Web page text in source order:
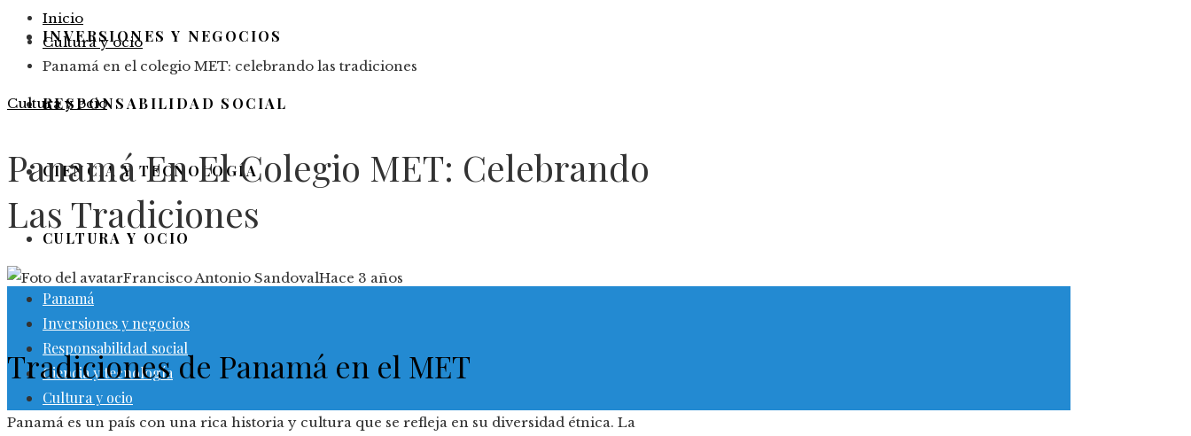
INVERSIONES Y NEGOCIOS
RESPONSABILIDAD SOCIAL
CIENCIA Y TECNOLOGÍA
CULTURA Y OCIO
Panamá
Inversiones y negocios
Responsabilidad social
Ciencia y tecnología
Cultura y ocio
Inicio
Cultura y ocio
Panamá en el colegio MET: celebrando las tradiciones
Cultura y ocio
Panamá En El Colegio MET: Celebrando
Las Tradiciones
Francisco Antonio SandovalHace 3 años
Tradiciones de Panamá en el MET
Panamá es un país con una rica historia y cultura que se refleja en su diversidad étnica. La